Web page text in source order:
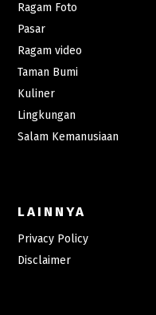
Ragam Foto
Pasar
Ragam video
Taman Bumi
Kuliner
Lingkungan
Salam Kemanusiaan
LAINNYA
Privacy Policy
Disclaimer